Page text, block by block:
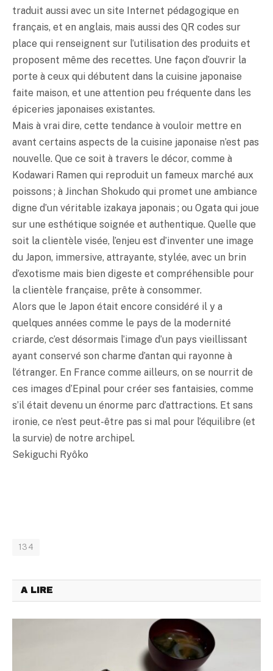
traduit aussi avec un site Internet pédagogique en
français, et en anglais, mais aussi des QR codes sur
place qui renseignent sur l’utilisation des produits et
proposent même des recettes. Une façon d’ouvrir la
porte à ceux qui débutent dans la cuisine japonaise
faite maison, et une attention peu fréquente dans les
épiceries japonaises existantes.
Mais à vrai dire, cette tendance à vouloir mettre en
avant certains aspects de la cuisine japonaise n’est pas
nouvelle. Que ce soit à travers le décor, comme à
Kodawari Ramen qui reproduit un fameux marché aux
poissons ; à Jinchan Shokudo qui promet une ambiance
digne d’un véritable izakaya japonais ; ou Ogata qui joue
sur une esthétique soignée et authentique. Quelle que
soit la clientèle visée, l’enjeu est d’inventer une image
du Japon, immersive, attrayante, stylée, avec un brin
d’exotisme mais bien digeste et compréhensible pour
la clientèle française, prête à consommer.
Alors que le Japon était encore considéré il y a
quelques années comme le pays de la modernité
criarde, c’est désormais l’image d’un pays vieillissant
ayant conservé son charme d’antan qui rayonne à
l’étranger. En France comme ailleurs, on se nourrit de
ces images d’Epinal pour créer ses fantaisies, comme
s’il était devenu un énorme parc d’attractions. Et sans
ironie, ce n’est peut-être pas si mal pour l’équilibre (et
la survie) de notre archipel.
Sekiguchi Ryôko
134
A LIRE